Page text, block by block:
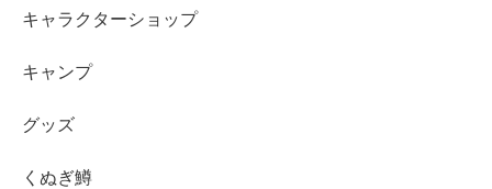
キャラクターショップ
キャンプ
グッズ
くぬぎ鱒